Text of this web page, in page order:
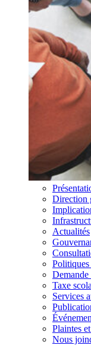
Direction
Actualités
Politiques
Demande
Taxe
Services
Plaintes
Nous